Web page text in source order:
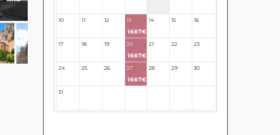
10 11 12 13
1667€
14 15 16
17 18 19 20
1667€
21 22 23
24 25 26 27
1667€
28 29 30
31